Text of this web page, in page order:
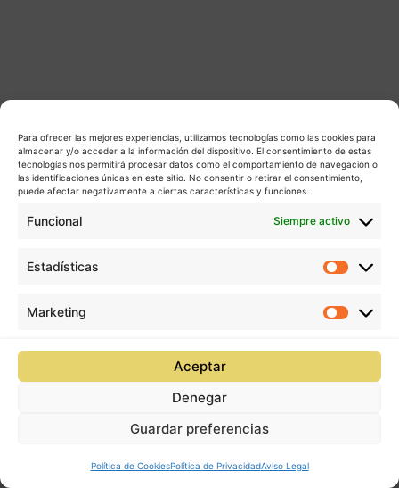
Para ofrecer las mejores experiencias, utilizamos tecnologías como las cookies para
almacenar y/o acceder a la información del dispositivo. El consentimiento de estas
tecnologías nos permitirá procesar datos como el comportamiento de navegación o
las identificaciones únicas en este sitio. No consentir o retirar el consentimiento,
puede afectar negativamente a ciertas características y funciones.
Funcional Siempre activo
Estadísticas
Marketing
Aceptar
Denegar
Guardar preferencias
Política de CookiesPolítica de PrivacidadAviso Legal